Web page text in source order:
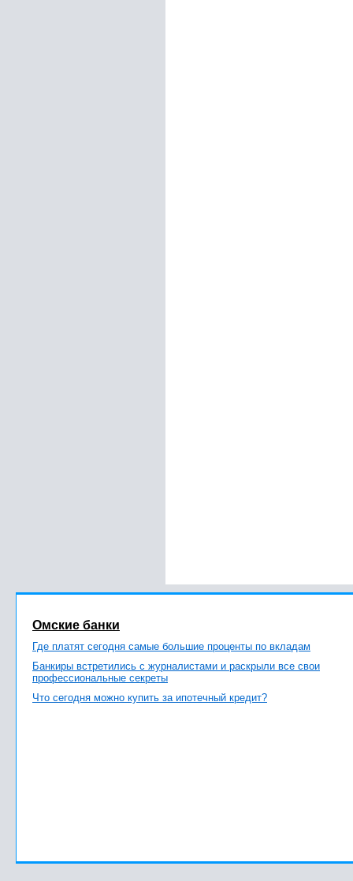
Омские банки
Где платят сегодня самые большие проценты по вкладам
Банкиры встретились с журналистами и раскрыли все свои
профессиональные секреты
Что сегодня можно купить за ипотечный кредит?